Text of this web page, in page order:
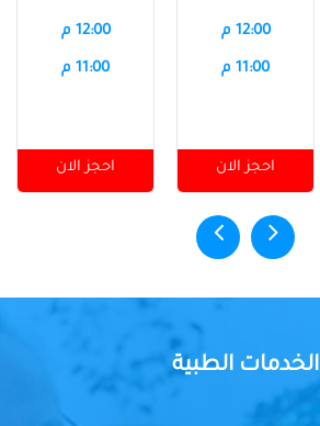
12:00 م
11:00 م
احجز الان
12:00 م
11:00 م
احجز الان
الخدمات الطبية